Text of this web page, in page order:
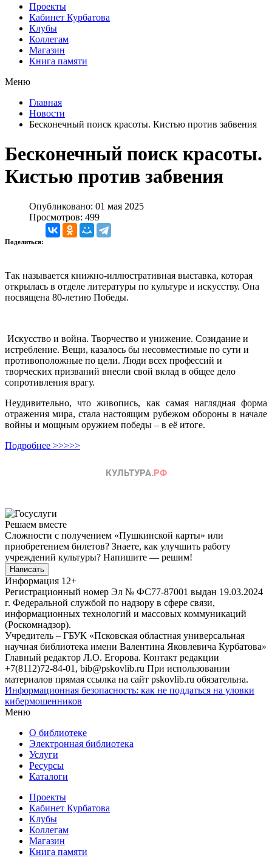
Проекты
Кабинет Курбатова
Клубы
Коллегам
Магазин
Книга памяти
Меню
Главная
Новости
Бесконечный поиск красоты. Кистью против забвения
Бесконечный поиск красоты.
Кистью против забвения
Опубликовано: 01 мая 2025
Просмотров: 499
Поделиться:
Так называется книжно-иллюстративная выставка, которая
открылась в отделе литературы по культуре и искусству. Она
посвящена 80-летию Победы.
Искусство и война. Творчество и унижение. Созидание и
истребление. Вещи, казалось бы несовместимые по сути и
противоположные по цели. Люди всех профессий и
творческих призваний внесли свой вклад в общее дело
сопротивления врагу.
Неудивительно, что живопись, как самая наглядная форма
отражения мира, стала настоящим рубежом обороны в начале
войны и мощным оружием победы – в её итоге.
Подробнее >>>>>
Решаем вместе
Сложности с получением «Пушкинской карты» или
приобретением билетов? Знаете, как улучшить работу
учреждений культуры? Напишите — решим!
Написать
Информация 12+
Регистрационный номер Эл № ФС77-87001 выдан 19.03.2024
г. Федеральной службой по надзору в сфере связи,
информационных технологий и массовых коммуникаций
(Роскомнадзор).
Учредитель – ГБУК «Псковская областная универсальная
научная библиотека имени Валентина Яковлевича Курбатова»
Главный редактор Л.О. Егорова. Контакт редакции
+7(8112)72-84-01, bib@pskovlib.ru При использовании
материалов прямая ссылка на сайт pskovlib.ru обязательна.
Информационная безопасность: как не поддаться на уловки
кибермошенников
Меню
О библиотеке
Электронная библиотека
Услуги
Ресурсы
Каталоги
Проекты
Кабинет Курбатова
Клубы
Коллегам
Магазин
Книга памяти